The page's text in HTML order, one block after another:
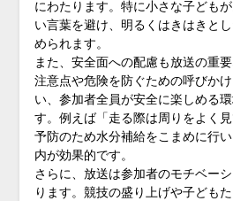
にわたります。特に小さな子ども
い言葉を避け、明るくはきはきと
められます。
また、安全面への配慮も放送の重
注意点や危険を防ぐための呼びか
い、参加者全員が安全に楽しめる
す。例えば「走る際は周りをよく
予防のため水分補給をこまめに行
内が効果的です。
さらに、放送は参加者のモチベー
ります。競技の盛り上げや子ども